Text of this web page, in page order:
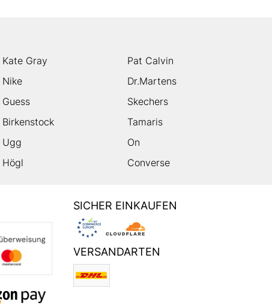
Kate Gray
Pat Calvin
Nike
Dr.Martens
Guess
Skechers
Birkenstock
Tamaris
Ugg
On
Högl Converse
SICHER EINKAUFEN
VERSANDARTEN